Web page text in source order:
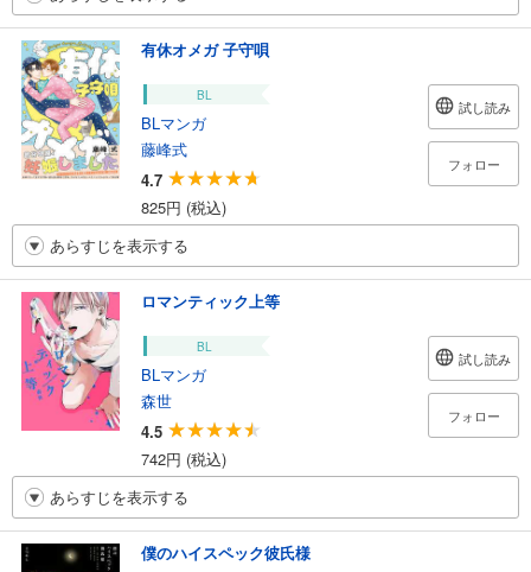
有休オメガ 子守唄
BL
BLマンガ
藤峰式
4.7
825円 (税込)
試し読み
フォロー
あらすじを表示する
ロマンティック上等
BL
BLマンガ
森世
4.5
742円 (税込)
試し読み
フォロー
あらすじを表示する
僕のハイスペック彼氏様